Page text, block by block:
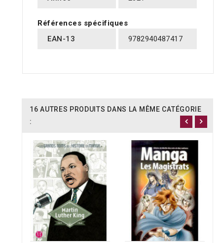
Références spécifiques
EAN-13
9782940487417
16 AUTRES PRODUITS DANS LA MÊME CATÉGORIE
: